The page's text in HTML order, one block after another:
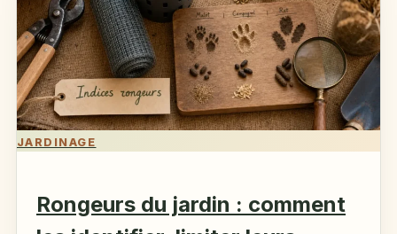
JARDINAGE
Rongeurs du jardin : comment